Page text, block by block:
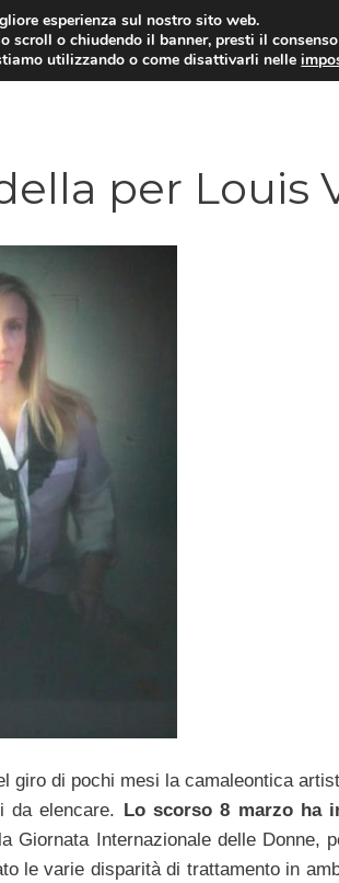
per Louis
giro di pochi mesi la camaleontica
da elencare.
Lo scorso 8 marzo ha
Internazionale delle Donne,
le varie disparità di trattamento in
esperienza sul nostro sito web.
scroll o chiudendo il banner, presti il
utilizzando o come disattivarli nelle